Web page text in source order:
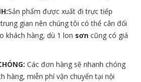
Sản phẩm được xuất đi trực tiếp
gian nên chúng tôi có thể cân đối
khách hàng, dù 1 lon sơn cũng có giá
Các đơn hàng sẽ nhanh chóng
hàng, miễn phí vận chuyển tại nội